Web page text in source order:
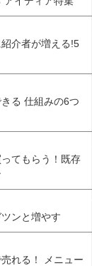
介者が増える!5
る 仕組みの6つ
てもらう！既存
ンと増やす
れる！ メニュー